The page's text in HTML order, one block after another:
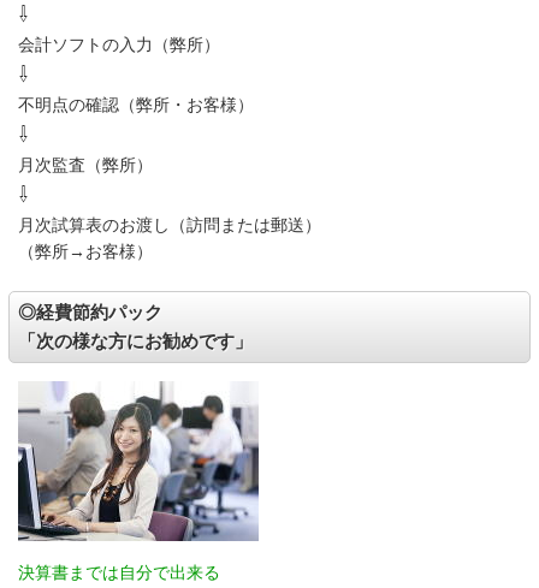
⇩
会計ソフトの入力（弊所）
⇩
不明点の確認（弊所・お客様）
⇩
月次監査（弊所）
⇩
月次試算表のお渡し（訪問または郵送）
（弊所→お客様）
◎経費節約パック
「次の様な方にお勧めです」
決算書までは自分で出来る